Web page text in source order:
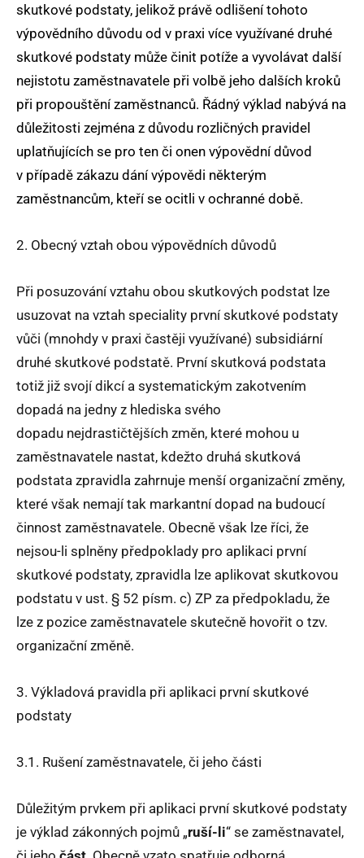
skutkové podstaty, jelikož právě odlišení tohoto
výpovědního důvodu od v praxi více využívané druhé
skutkové podstaty může činit potíže a vyvolávat další
nejistotu zaměstnavatele při volbě jeho dalších kroků
při propouštění zaměstnanců. Řádný výklad nabývá na
důležitosti zejména z důvodu rozličných pravidel
uplatňujících se pro ten či onen výpovědní důvod
v případě zákazu dání výpovědi některým
zaměstnancům, kteří se ocitli v ochranné době.
2. Obecný vztah obou výpovědních důvodů
Při posuzování vztahu obou skutkových podstat lze
usuzovat na vztah speciality první skutkové podstaty
vůči (mnohdy v praxi častěji využívané) subsidiární
druhé skutkové podstatě. První skutková podstata
totiž již svojí dikcí a systematickým zakotvením
dopadá na jedny z hlediska svého
dopadu nejdrastičtějších změn, které mohou u
zaměstnavatele nastat, kdežto druhá skutková
podstata zpravidla zahrnuje menší organizační změny,
které však nemají tak markantní dopad na budoucí
činnost zaměstnavatele. Obecně však lze říci, že
nejsou-li splněny předpoklady pro aplikaci první
skutkové podstaty, zpravidla lze aplikovat skutkovou
podstatu v ust. § 52 písm. c) ZP za předpokladu, že
lze z pozice zaměstnavatele skutečně hovořit o tzv.
organizační změně.
3. Výkladová pravidla při aplikaci první skutkové
podstaty
3.1. Rušení zaměstnavatele, či jeho části
Důležitým prvkem při aplikaci první skutkové podstaty
je výklad zákonných pojmů „ruší-li“ se zaměstnavatel,